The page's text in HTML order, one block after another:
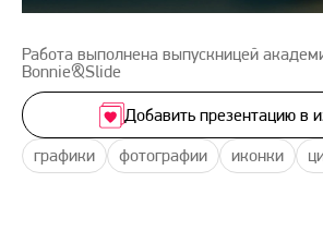
Работа выполнена выпускницей
Bonnie&Slide
графики фотографии иконки
Добавить презентацию в